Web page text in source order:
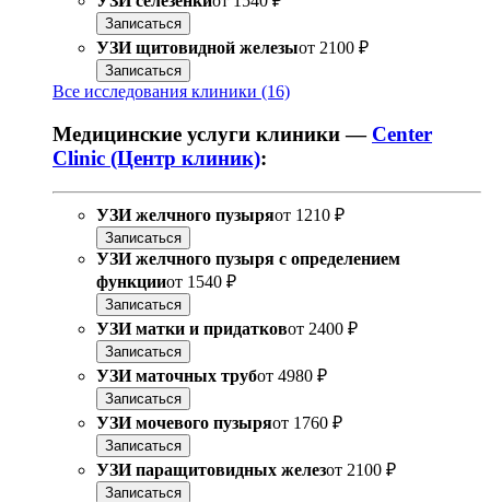
Записаться
УЗИ щитовидной железыот 2100 ₽
Записаться
Все исследования клиники (16)
Медицинские услуги клиники — Center
Clinic (Центр клиник):
УЗИ желчного пузыряот 1210 ₽
Записаться
УЗИ желчного пузыря с определением
функцииот 1540 ₽
Записаться
УЗИ матки и придатковот 2400 ₽
Записаться
УЗИ маточных трубот 4980 ₽
Записаться
УЗИ мочевого пузыряот 1760 ₽
Записаться
УЗИ паращитовидных железот 2100 ₽
Записаться